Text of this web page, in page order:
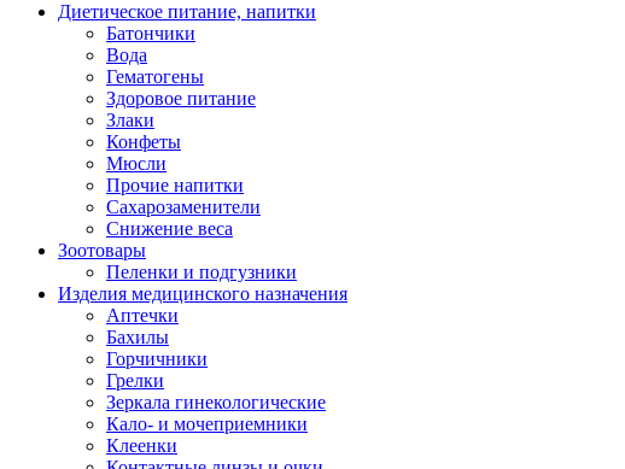
Диетическое питание, напитки
Батончики
Вода
Гематогены
Здоровое питание
Злаки
Конфеты
Мюсли
Прочие напитки
Сахарозаменители
Снижение веса
Зоотовары
Пеленки и подгузники
Изделия медицинского назначения
Аптечки
Бахилы
Горчичники
Грелки
Зеркала гинекологические
Кало- и мочеприемники
Клеенки